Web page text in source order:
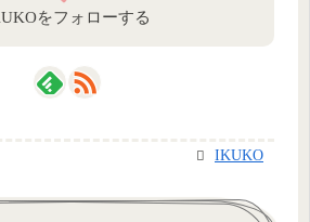
をフォローする
IKUKO